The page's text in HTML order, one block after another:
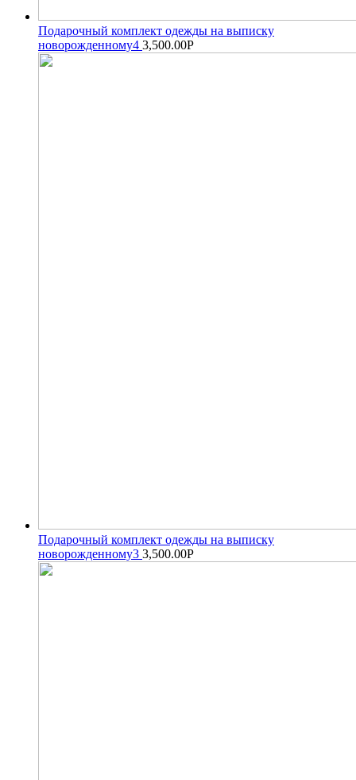
Подарочный комплект одежды на выписку
новорожденному4 3,500.00Р
Подарочный комплект одежды на выписку
новорожденному3 3,500.00Р